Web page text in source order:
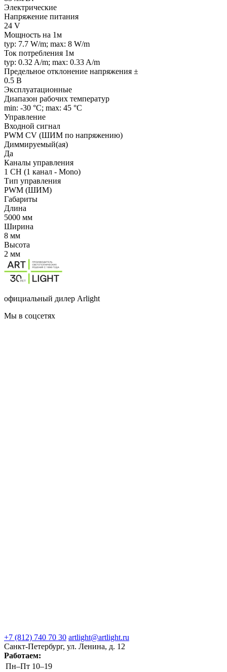
Электрические
Напряжение питания
24 V
Мощность на 1м
typ: 7.7 W/m; max: 8 W/m
Ток потребления 1м
typ: 0.32 A/m; max: 0.33 A/m
Предельное отклонение напряжения ±
0.5 В
Эксплуатационные
Диапазон рабочих температур
min: -30 °C; max: 45 °C
Управление
Входной сигнал
PWM СV (ШИМ по напряжению)
Диммируемый(ая)
Да
Каналы управления
1 CH (1 канал - Mono)
Тип управления
PWM (ШИМ)
Габариты
Длина
5000 мм
Ширина
8 мм
Высота
2 мм
официальный дилер Arlight
Мы в соцсетях
+7 (812) 740 70 30 artlight@artlight.ru
Санкт-Петербург, ул. Ленина, д. 12
Работаем:
Пн–Пт 10–19